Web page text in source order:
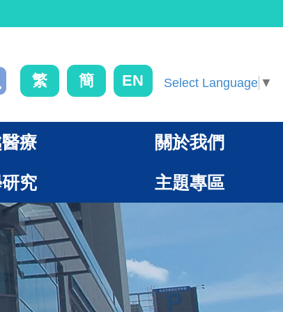
繁 簡 EN Select Language ▼
療 關於我們
究 主題專區